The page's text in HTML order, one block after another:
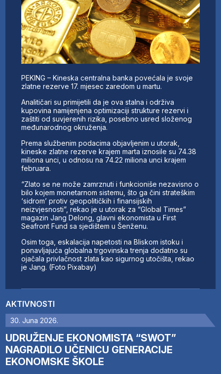
KONTAKT
AKTIVNOSTI
30. Juna 2026.
UDRUŽENJE EKONOMISTA “SWOT”
NAGRADILO UČENICU GENERACIJE
EKONOMSKE ŠKOLE
PEKING – Kineska centralna banka povećala je svoje
zlatne rezerve 17. mjesec zaredom u martu.
Analitičari su primijetili da je ova stalna i održiva
kupovina namijenjena optimizaciji strukture rezervi i
zaštiti od suvjerenih rizika, posebno usred složenog
međunarodnog okruženja.
Prema službenim podacima objavljenim u utorak,
kineske zlatne rezerve krajem marta iznosile su 74.38
miliona unci, u odnosu na 74.22 miliona unci krajem
februara.
“Zlato se ne može zamrznuti i funkcioniše nezavisno o
bilo kojem monetarnom sistemu, što ga čini strateškim
‘sidrom’ protiv geopolitičkih i finansijskih
neizvjesnosti”, rekao je u utorak za “Global Times”
magazin Jang Delong, glavni ekonomista u First
Seafront Fund sa sjedištem u Šenženu.
Osim toga, eskalacija napetosti na Bliskom istoku i
ponavljajuća globalna trgovinska trenja dodatno su
ojačala privlačnost zlata kao sigurnog utočišta, rekao
je Jang. (Foto Pixabay)